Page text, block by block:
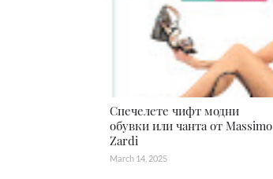
Спечелете чифт модни
обувки или чанта от Massimo
Zardi
March 14, 2025